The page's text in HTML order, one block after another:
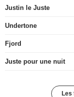
Justin le Juste
Undertone
Fjord
Juste pour une nuit
Les